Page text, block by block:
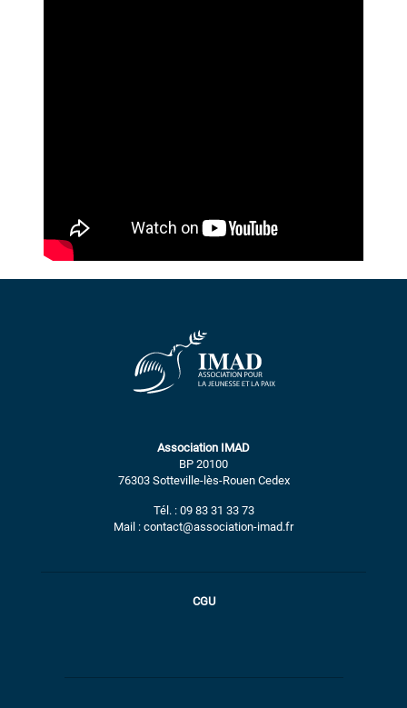
Association IMAD
BP 20100
76303 Sotteville-lès-Rouen Cedex
Tél. : 09 83 31 33 73
Mail : contact@association-imad.fr
CGU